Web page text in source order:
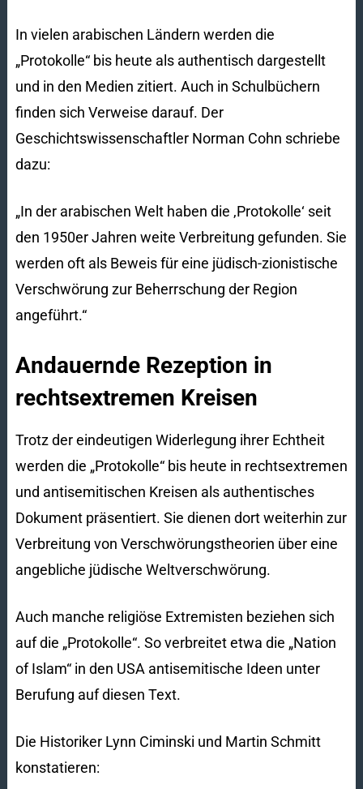
In vielen arabischen Ländern werden die
„Protokolle“ bis heute als authentisch dargestellt
und in den Medien zitiert. Auch in Schulbüchern
finden sich Verweise darauf. Der
Geschichtswissenschaftler Norman Cohn schriebe
dazu:
„In der arabischen Welt haben die ‚Protokolle‘ seit
den 1950er Jahren weite Verbreitung gefunden. Sie
werden oft als Beweis für eine jüdisch-zionistische
Verschwörung zur Beherrschung der Region
angeführt.“
Andauernde Rezeption in
rechtsextremen Kreisen
Trotz der eindeutigen Widerlegung ihrer Echtheit
werden die „Protokolle“ bis heute in rechtsextremen
und antisemitischen Kreisen als authentisches
Dokument präsentiert. Sie dienen dort weiterhin zur
Verbreitung von Verschwörungstheorien über eine
angebliche jüdische Weltverschwörung.
Auch manche religiöse Extremisten beziehen sich
auf die „Protokolle“. So verbreitet etwa die „Nation
of Islam“ in den USA antisemitische Ideen unter
Berufung auf diesen Text.
Die Historiker Lynn Ciminski und Martin Schmitt
konstatieren: